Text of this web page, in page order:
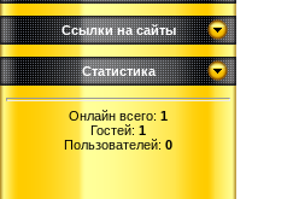
Ссылки на сайты
Статистика
Онлайн всего: 1
Гостей: 1
Пользователей: 0